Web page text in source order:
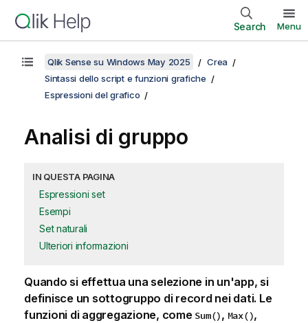
Search Menu
Qlik Sense su Windows May 2025
Crea
Sintassi dello script e funzioni grafiche
Espressioni del grafico
Analisi di gruppo
IN QUESTA PAGINA
Espressioni set
Esempi
Set naturali
Ulteriori informazioni
Quando si effettua una selezione in un'app, si
definisce un sottogruppo di record nei dati. Le
funzioni di aggregazione, come Sum(), Max(),